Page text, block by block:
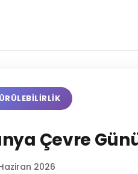
Çevre
2026